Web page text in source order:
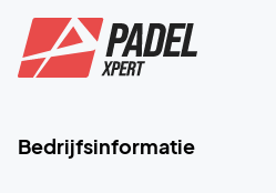
Bedrijfsinformatie